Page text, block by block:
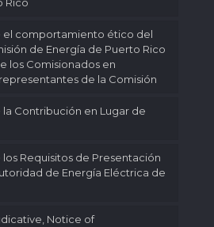
el comportamiento ético del
de Energía de Puerto Rico
los Comisionados en
de la Comisión
Contribución en Lugar de
Requisitos de Presentación
de Energía Eléctrica de
Notice of